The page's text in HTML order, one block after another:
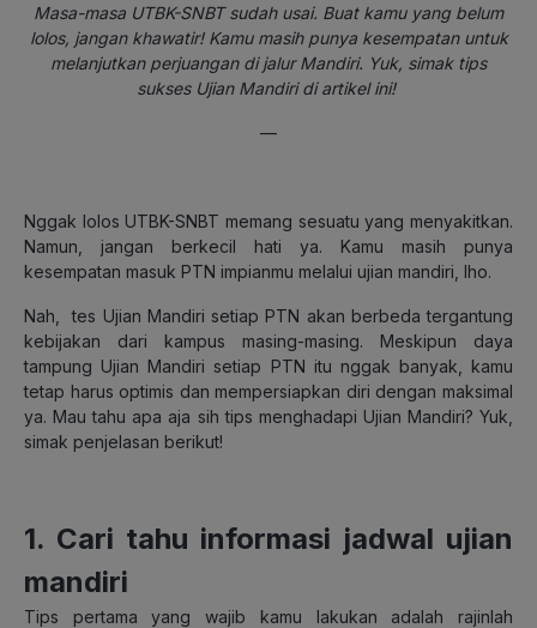
Masa-masa UTBK-SNBT sudah usai. Buat kamu yang belum
lolos, jangan khawatir! Kamu masih punya kesempatan untuk
melanjutkan perjuangan di jalur Mandiri. Yuk, simak tips
sukses Ujian Mandiri di artikel ini!
—
Nggak lolos UTBK-SNBT memang sesuatu yang menyakitkan.
Namun, jangan berkecil hati ya. Kamu masih punya
kesempatan masuk PTN impianmu melalui ujian mandiri, lho.
Nah, tes Ujian Mandiri setiap PTN akan berbeda tergantung
kebijakan dari kampus masing-masing. Meskipun daya
tampung Ujian Mandiri setiap PTN itu nggak banyak, kamu
tetap harus optimis dan mempersiapkan diri dengan maksimal
ya. Mau tahu apa aja sih tips menghadapi Ujian Mandiri? Yuk,
simak penjelasan berikut!
1. Cari tahu informasi jadwal ujian
mandiri
Tips pertama yang wajib kamu lakukan adalah rajinlah